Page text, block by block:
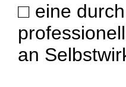
□ eine
an